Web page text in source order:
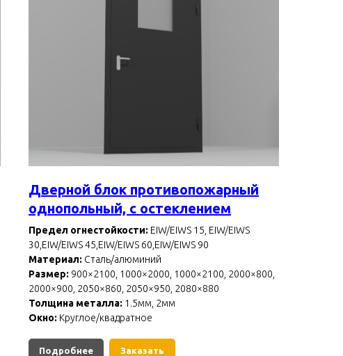
Дверной блок противопожарный
однопольный, с остеклением
Предел огнестойкости: EIW/EIWS 15, EIW/EIWS
30,EIW/EIWS 45,EIW/EIWS 60,EIW/EIWS 90
Материал: Сталь/алюминий
Размер: 900×2100, 1000×2000, 1000×2100, 2000×800,
2000×900, 2050×860, 2050×950, 2080×880
Толщина металла: 1.5мм, 2мм
Окно: Круглое/квадратное
Подробнее Заказать